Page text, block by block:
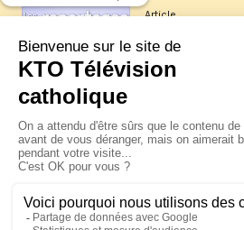
Article
Les reportages
La visite
XIV à Assise à
jeudi 6 août
Le pape en
Pérou du 6 au